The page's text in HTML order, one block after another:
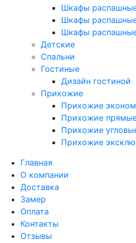
Шкафы
Шкафы
Шкафы
Детские
Спальни
Гостиные
Дизайн гостиной
Прихожие
Прихожие эконом
Прихожие
Прихожие
Прихожие
Главная
О компании
Доставка
Замер
Оплата
Контакты
Отзывы